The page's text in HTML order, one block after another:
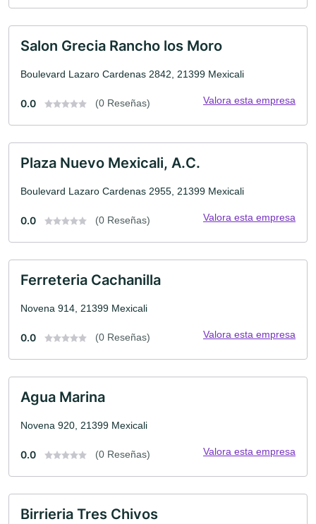
Salon Grecia Rancho los Moro
Boulevard Lazaro Cardenas 2842, 21399 Mexicali
0.0 (0 Reseñas) Valora esta empresa
Plaza Nuevo Mexicali, A.C.
Boulevard Lazaro Cardenas 2955, 21399 Mexicali
0.0 (0 Reseñas) Valora esta empresa
Ferreteria Cachanilla
Novena 914, 21399 Mexicali
0.0 (0 Reseñas) Valora esta empresa
Agua Marina
Novena 920, 21399 Mexicali
0.0 (0 Reseñas) Valora esta empresa
Birrieria Tres Chivos